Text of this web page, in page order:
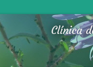
Clínica